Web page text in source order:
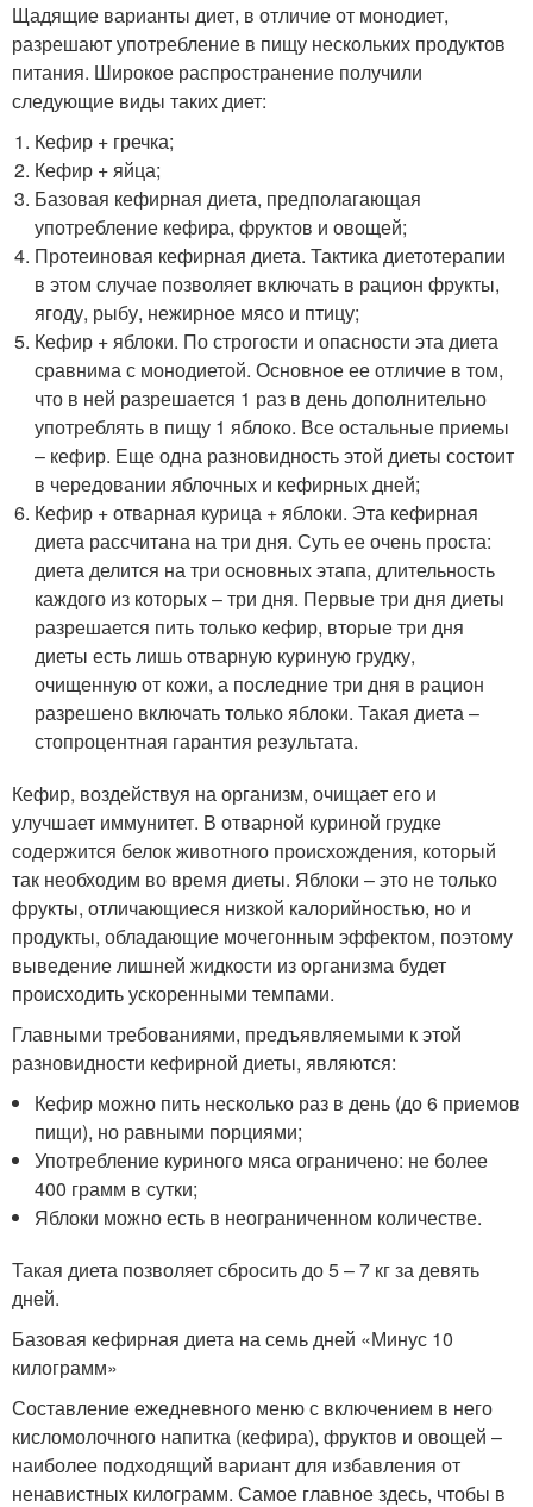
Щадящие варианты диет, в отличие от монодиет,
разрешают употребление в пищу нескольких продуктов
питания. Широкое распространение получили
следующие виды таких диет:
Кефир + гречка;
Кефир + яйца;
Базовая кефирная диета, предполагающая
употребление кефира, фруктов и овощей;
Протеиновая кефирная диета. Тактика диетотерапии
в этом случае позволяет включать в рацион фрукты,
ягоду, рыбу, нежирное мясо и птицу;
Кефир + яблоки. По строгости и опасности эта диета
сравнима с монодиетой. Основное ее отличие в том,
что в ней разрешается 1 раз в день дополнительно
употреблять в пищу 1 яблоко. Все остальные приемы
– кефир. Еще одна разновидность этой диеты состоит
в чередовании яблочных и кефирных дней;
Кефир + отварная курица + яблоки. Эта кефирная
диета рассчитана на три дня. Суть ее очень проста:
диета делится на три основных этапа, длительность
каждого из которых – три дня. Первые три дня диеты
разрешается пить только кефир, вторые три дня
диеты есть лишь отварную куриную грудку,
очищенную от кожи, а последние три дня в рацион
разрешено включать только яблоки. Такая диета –
стопроцентная гарантия результата.
Кефир, воздействуя на организм, очищает его и
улучшает иммунитет. В отварной куриной грудке
содержится белок животного происхождения, который
так необходим во время диеты. Яблоки – это не только
фрукты, отличающиеся низкой калорийностью, но и
продукты, обладающие мочегонным эффектом, поэтому
выведение лишней жидкости из организма будет
происходить ускоренными темпами.
Главными требованиями, предъявляемыми к этой
разновидности кефирной диеты, являются:
Кефир можно пить несколько раз в день (до 6 приемов
пищи), но равными порциями;
Употребление куриного мяса ограничено: не более
400 грамм в сутки;
Яблоки можно есть в неограниченном количестве.
Такая диета позволяет сбросить до 5 – 7 кг за девять
дней.
Базовая кефирная диета на семь дней «Минус 10
килограмм»
Составление ежедневного меню с включением в него
кисломолочного напитка (кефира), фруктов и овощей –
наиболее подходящий вариант для избавления от
ненавистных килограмм. Самое главное здесь, чтобы в